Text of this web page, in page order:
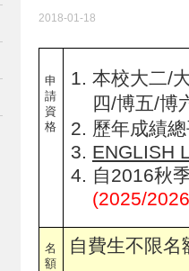
2018-01-18
申
請
資
格
本校大二/
四/博五/博
歷年成績
ENGLISH
自2016秋
(2025/
名
額
自費生不限